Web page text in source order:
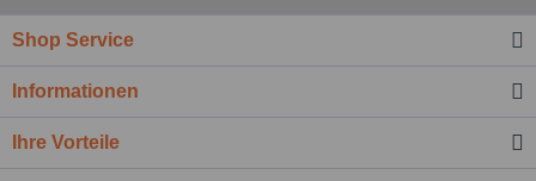
Shop Service
Informationen
Ihre Vorteile